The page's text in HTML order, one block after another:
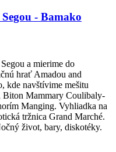
Segou - Bamako
a mierime do
hrať Amadou and
kde navštívime mešitu
Biton Mammary Coulibaly-
Manging. Vyhliadka na
tržnica Grand Marché.
život, bary, diskotéky.